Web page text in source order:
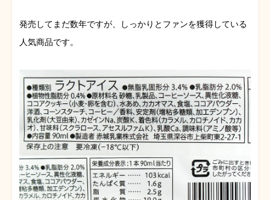
発売してまだ数年ですが、しっかりとファンを獲得している
人気商品です。